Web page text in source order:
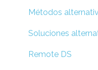
Métodos
Soluciones
Remote DS